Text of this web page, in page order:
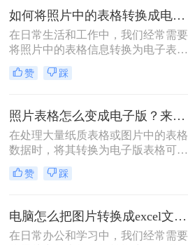
对呢？”顺带一张Excel截图。对，是
截图！如何在一张截图上发现问题，
查找答案呢？这是一个问题。更大的
问题是，老板也喜欢这样……今天就
来给大家分享一个技巧，「截图数据
怎么转换成excel」
如何将照片中的表格转换成电子表格？教你三个方法轻松掌握！
在日常生活和工作中，我们经常需要
将照片中的表格信息转换为电子表格
格式，以便进行数据分析、编辑和存
储。那么如何将照片中的表格转换成
中的表格转换成电子表格的高效方
法。
赞 踩
照片表格怎么变成电子版？来看看这看三种方法！
在处理大量纸质表格或图片中的表格
数据时，将其转换为电子版表格可以
大大提高工作效率。那么照片表格怎
么变成电子版呢？本文将介绍三种将
赞 踩
电脑怎么把图片转换成excel文件？教你3个快速转换的方法！
在日常办公和学习中，我们经常需要